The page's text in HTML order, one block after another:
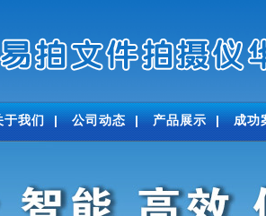
于我们|公司动态|产品展示|成功